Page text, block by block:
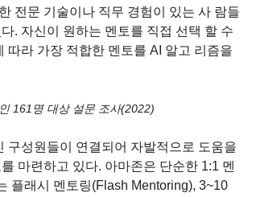
전문 기술이나 직무 경험이 있는 사 람들
. 자신이 원하는 멘토를 직접 선택 할 수
따라 가장 적합한 멘토를 AI 알고 리즘을
161명 대상 설문 조사(2022)
구성원들이 연결되어 자발적으로 도움을
마련하고 있다. 아마존은 단순한 1:1 멘
플래시 멘토링(Flash Mentoring), 3~10